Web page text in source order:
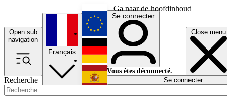
Ga naar de hoofdinhoud
Open sub
navigation
Close menu
Recherche
Français
English
Deutsch
Español
Se connecter
Vous êtes déconnecté.
Se connecter